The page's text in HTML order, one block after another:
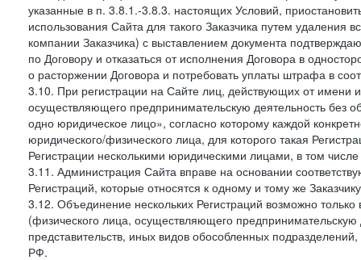
указанные в п. 3.8.1.-3.8.3. настоящих Условий,
использования Сайта для такого Заказчика путем
компании Заказчика) с выставлением документа
по Договору и отказаться от исполнения Договора в
о расторжении Договора и потребовать уплаты штрафа в
3.10. При регистрации на Сайте лиц, действующих от имени
осуществляющего предпринимательскую деятельность без
одно юридическое лицо», согласно которому каждой
юридического/физического лица, для которого такая
Регистрации несколькими юридическими лицами, в том
3.11. Администрация Сайта вправе на основании
Регистраций, которые относятся к одному и тому же
3.12. Объединение нескольких Регистраций возможно
(физического лица, осуществляющего
представительств, иных видов обособленных
РФ.